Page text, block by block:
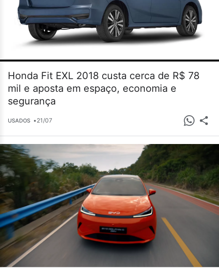
Honda Fit EXL 2018 custa cerca de R$ 78
mil e aposta em espaço, economia e
segurança
USADOS •21/07